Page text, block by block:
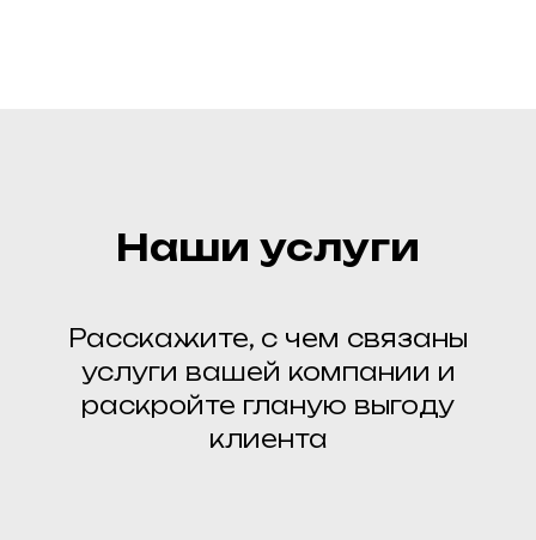
Наши услуги
Расскажите, с чем связаны
услуги вашей компании и
раскройте гланую выгоду
клиента